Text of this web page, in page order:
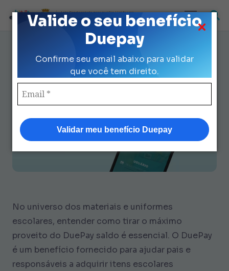
Valide o seu benefício
Duepay
Confirme seu email abaixo para validar
que você tem direito.
Validar meu benefício Duepay
Loja Credenciada para auxilio Uniforme
e Kit Escolar da Prefeitura de São Paulo
Duepay Saldo: Guia Completo
para Aproveitar Seu Benefício
Hoje
No universo dos materiais e uniformes
escolares, entender como tirar o máximo
proveito do DuePay saldo é essencial. O DuePay
é um benefício fornecido para ajudar pais e
responsáveis a adquirir itens escolares